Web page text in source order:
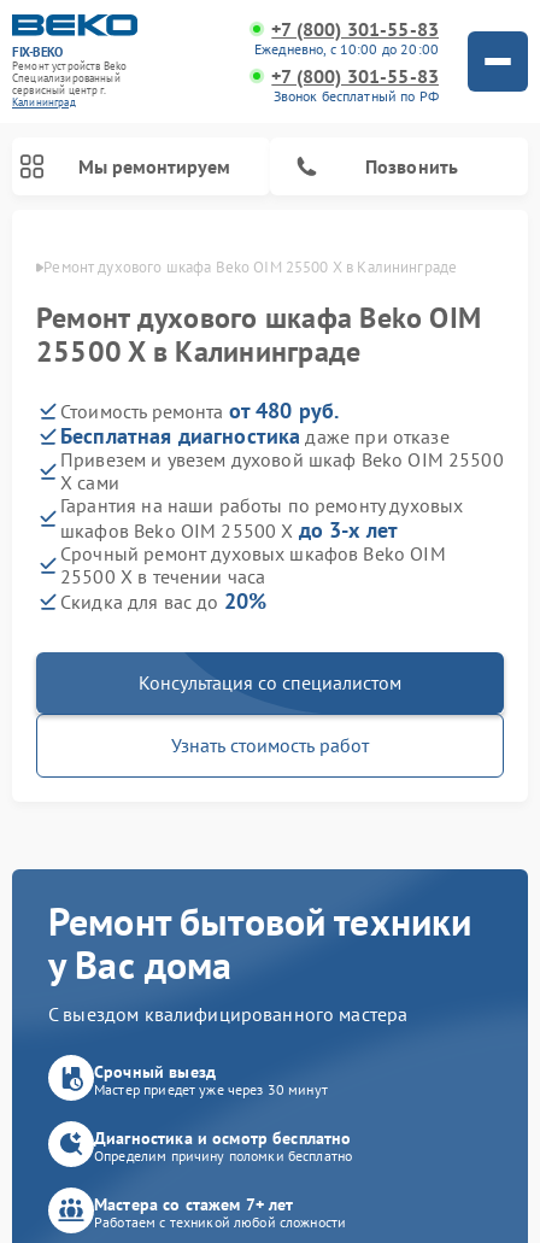
FIX-BEKO
Ремонт устройств Beko
Специализированный
cервисный центр г.
Калининград
+7 (800) 301-55-83
Ежедневно, с 10:00 до 20:00
+7 (800) 301-55-83
Звонок бесплатный по РФ
Мы ремонтируем Позвонить
Ремонт духового шкафа Beko OIM 25500 X в Калининграде
Ремонт духового шкафа Beko OIM
25500 X в Калининграде
Стоимость ремонта от 480 руб.
Бесплатная диагностика даже при отказе
Привезем и увезем духовой шкаф Beko OIM 25500
X сами
Гарантия на наши работы по ремонту духовых
шкафов Beko OIM 25500 X до 3-х лет
Срочный ремонт духовых шкафов Beko OIM
25500 X в течении часа
Скидка для вас до 20%
Консультация со специалистом
Узнать стоимость работ
Ремонт бытовой техники
у Вас дома
С выездом квалифицированного мастера
Срочный выезд
Мастер приедет уже через 30 минут
Диагностика и осмотр бесплатно
Определим причину поломки бесплатно
Мастера со стажем 7+ лет
Работаем с техникой любой сложности